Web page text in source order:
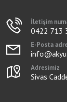
İletişim
0422 713
E-Posta
Adresimiz
Sivas